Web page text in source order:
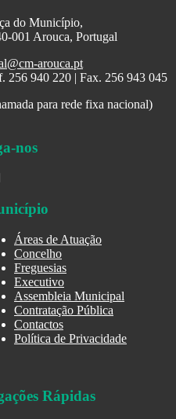
do Município,
001 Arouca, Portugal
arouca.pt
256 940 220 | Fax. 256 943 045
para rede fixa nacional)
nos
Áreas de Atuação
Concelho
Freguesias
Executivo
Assembleia Municipal
Contratação Pública
Contactos
Política de Privacidade
Rápidas